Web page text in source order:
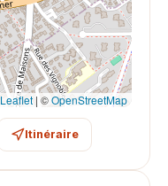
Leaflet | ©OpenStreetMap
Itinéraire